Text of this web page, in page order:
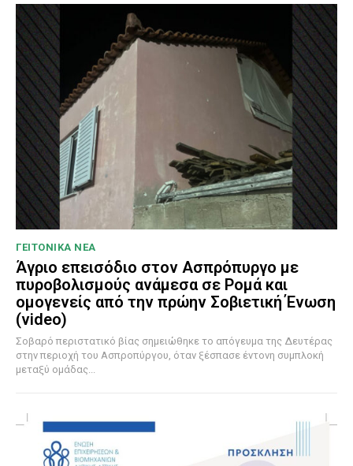
ΓΕΙΤΟΝΙΚΑ ΝΕΑ
Άγριο επεισόδιο στον Ασπρόπυργο με
πυροβολισμούς ανάμεσα σε Ρομά και
ομογενείς από την πρώην Σοβιετική Ένωση
(video)
Σοβαρό περιστατικό βίας σημειώθηκε το απόγευμα της Δευτέρας
στην περιοχή του Ασπροπύργου, όταν ξέσπασε έντονη συμπλοκή
μεταξύ ομάδας...